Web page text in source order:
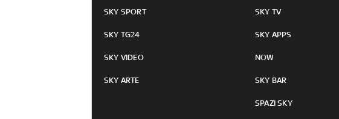
SKY SPORT
SKY TG24
SKY VIDEO
SKY ARTE
SKY TV
SKY APPS
NOW
SKY BAR
SPAZI SKY